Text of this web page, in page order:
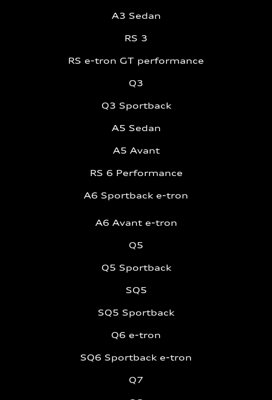
A3 Sedan
RS 3
RS e-tron GT performance
Q3
Q3 Sportback
A5 Sedan
A5 Avant
RS 6 Performance
A6 Sportback e-tron
A6 Avant e-tron
Q5
Q5 Sportback
SQ5
SQ5 Sportback
Q6 e-tron
SQ6 Sportback e-tron
Q7